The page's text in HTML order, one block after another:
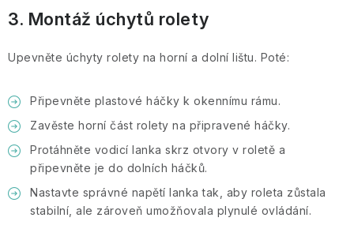
3. Montáž úchytů rolety
Upevněte úchyty rolety na horní a dolní lištu. Poté:
Připevněte plastové háčky k okennímu rámu.
Zavěste horní část rolety na připravené háčky.
Protáhněte vodicí lanka skrz otvory v roletě a
připevněte je do dolních háčků.
Nastavte správné napětí lanka tak, aby roleta zůstala
stabilní, ale zároveň umožňovala plynulé ovládání.